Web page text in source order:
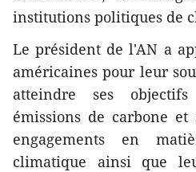
institutions politiques de
Le président de l'AN a
américaines pour leur
atteindre ses
émissions de carbone
engagements en
climatique ainsi que